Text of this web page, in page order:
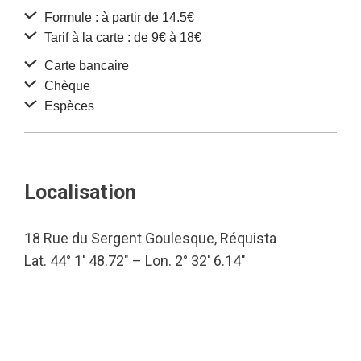
Formule : à partir de 14.5€
Tarif à la carte : de 9€ à 18€
Carte bancaire
Chèque
Espèces
Localisation
18 Rue du Sergent Goulesque, Réquista
Lat. 44° 1′ 48.72″ – Lon. 2° 32′ 6.14″